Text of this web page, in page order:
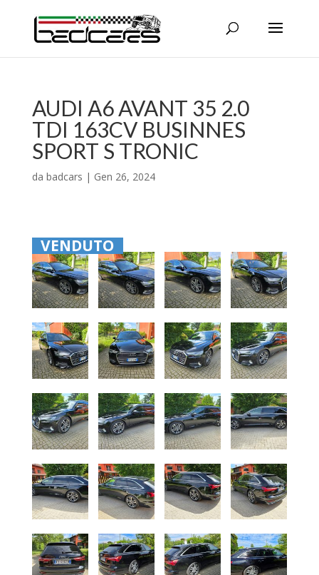
AUDI A6 AVANT 35 2.0
TDI 163CV BUSINNES
SPORT S TRONIC
da badcars | Gen 26, 2024
VENDUTO